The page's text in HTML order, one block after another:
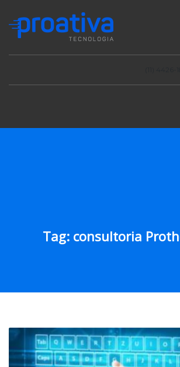
Tag: consultoria